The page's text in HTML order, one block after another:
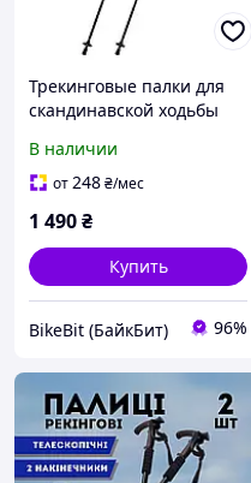
Трекинговые палки для
скандинавской ходьбы
спортивной прогулки
хайкинга Qunatue PR603
В наличии
от248₴/мес
1 490₴
Купить
BikeBit (БайкБит) 96%